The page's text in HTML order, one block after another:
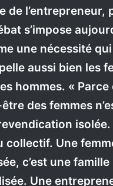
de l’entrepreneur,
s’impose
une nécessité qui
aussi bien les
hommes. « Parce
des femmes
isolée.
collectif. Une
c’est une famille
Une